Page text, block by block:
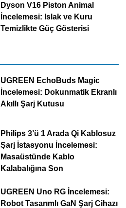
Dyson V16 Piston Animal
İncelemesi: Islak ve Kuru
Temizlikte Güç Gösterisi
UGREEN EchoBuds Magic
İncelemesi: Dokunmatik Ekranlı
Akıllı Şarj Kutusu
Philips 3’ü 1 Arada Qi Kablosuz
Şarj İstasyonu İncelemesi:
Masaüstünde Kablo
Kalabalığına Son
UGREEN Uno RG İncelemesi:
Robot Tasarımlı GaN Şarj Cihazı